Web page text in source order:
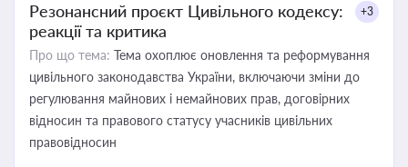
Резонансний проєкт Цивільного кодексу:
реакції та критика
+3
Про що тема: Тема охоплює оновлення та реформування
цивільного законодавства України, включаючи зміни до
регулювання майнових і немайнових прав, договірних
відносин та правового статусу учасників цивільних
правовідносин